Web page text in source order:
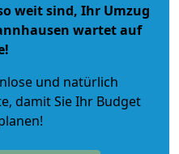
weit sind, Ihr Umzug
wartet auf
und natürlich
, damit Sie Ihr Budget